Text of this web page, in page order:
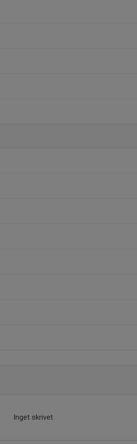
Inget skrivet